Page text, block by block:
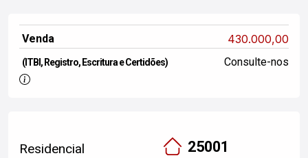
Venda 430.000,00
(ITBI, Registro, Escritura e Certidões) Consulte-nos
Residencial 25001